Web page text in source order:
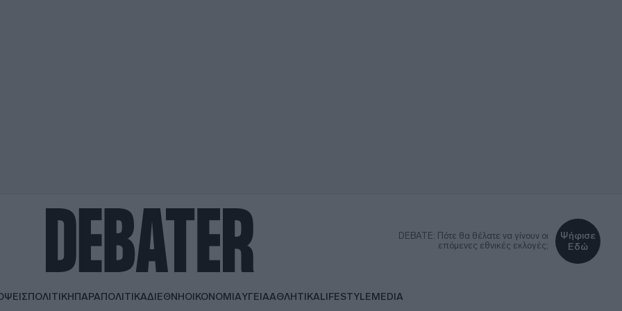
DEBATE: Πότε θα θέλατε να γίνουν οι
επόμενες εθνικές εκλογές;
Ψήφισε
Εδώ
ΠΟΛΙΤΙΚΗΠΑΡΑΠΟΛΙΤΙΚΑΔΙΕΘΝΗΟΙΚΟΝΟΜΙΑΥΓΕΙΑΑΘΛΗΤΙΚΑLIFESTYLEMEDIA